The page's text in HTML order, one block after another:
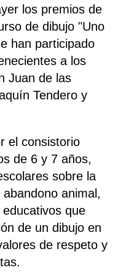
los premios de
de dibujo "Uno
han participado
a los
Juan de las
Tendero y
el consistorio
de 6 y 7 años,
sobre la
animal,
que
de un dibujo en
de respeto y